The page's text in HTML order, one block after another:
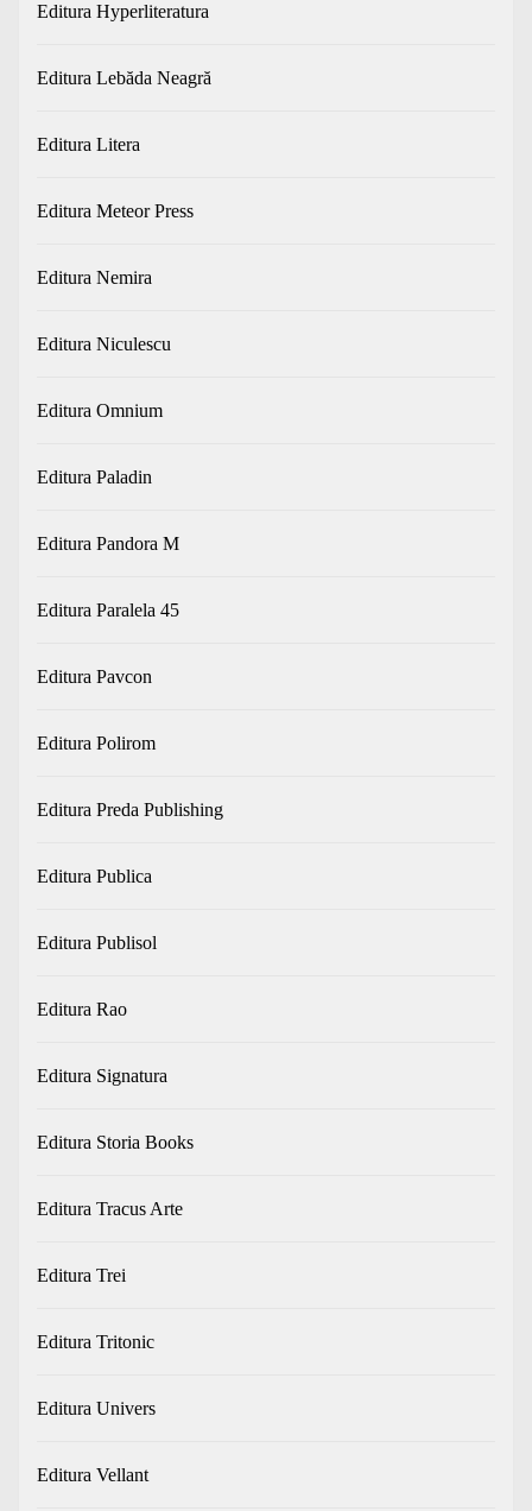
Editura Hyperliteratura
Editura Lebăda Neagră
Editura Litera
Editura Meteor Press
Editura Nemira
Editura Niculescu
Editura Omnium
Editura Paladin
Editura Pandora M
Editura Paralela 45
Editura Pavcon
Editura Polirom
Editura Preda Publishing
Editura Publica
Editura Publisol
Editura Rao
Editura Signatura
Editura Storia Books
Editura Tracus Arte
Editura Trei
Editura Tritonic
Editura Univers
Editura Vellant